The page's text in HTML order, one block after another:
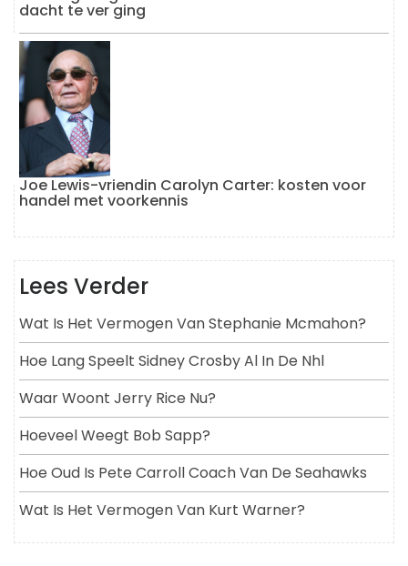
dacht te ver ging
Joe Lewis-vriendin Carolyn Carter: kosten voor
handel met voorkennis
Lees Verder
Wat Is Het Vermogen Van Stephanie Mcmahon?
Hoe Lang Speelt Sidney Crosby Al In De Nhl
Waar Woont Jerry Rice Nu?
Hoeveel Weegt Bob Sapp?
Hoe Oud Is Pete Carroll Coach Van De Seahawks
Wat Is Het Vermogen Van Kurt Warner?